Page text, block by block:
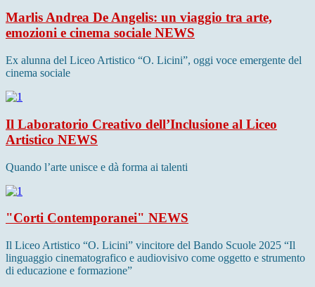
Marlis Andrea De Angelis: un viaggio tra arte,
emozioni e cinema sociale NEWS
Ex alunna del Liceo Artistico “O. Licini”, oggi voce emergente del
cinema sociale
Il Laboratorio Creativo dell’Inclusione al Liceo
Artistico NEWS
Quando l’arte unisce e dà forma ai talenti
"Corti Contemporanei" NEWS
Il Liceo Artistico “O. Licini” vincitore del Bando Scuole 2025 “Il
linguaggio cinematografico e audiovisivo come oggetto e strumento
di educazione e formazione”